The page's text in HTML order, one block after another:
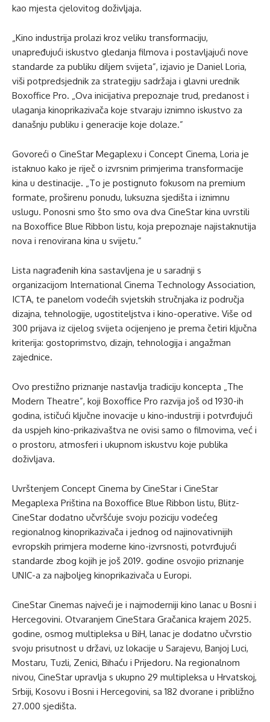
kao mjesta cjelovitog doživljaja.
„Kino industrija prolazi kroz veliku transformaciju,
unapređujući iskustvo gledanja filmova i postavljajući nove
standarde za publiku diljem svijeta”, izjavio je Daniel Loria,
viši potpredsjednik za strategiju sadržaja i glavni urednik
Boxoffice Pro. „Ova inicijativa prepoznaje trud, predanost i
ulaganja kinoprikazivača koje stvaraju iznimno iskustvo za
današnju publiku i generacije koje dolaze.”
Govoreći o CineStar Megaplexu i Concept Cinema, Loria je
istaknuo kako je riječ o izvrsnim primjerima transformacije
kina u destinacije. „To je postignuto fokusom na premium
formate, proširenu ponudu, luksuzna sjedišta i iznimnu
uslugu. Ponosni smo što smo ova dva CineStar kina uvrstili
na Boxoffice Blue Ribbon listu, koja prepoznaje najistaknutija
nova i renovirana kina u svijetu.”
Lista nagrađenih kina sastavljena je u saradnji s
organizacijom International Cinema Technology Association,
ICTA, te panelom vodećih svjetskih stručnjaka iz područja
dizajna, tehnologije, ugostiteljstva i kino-operative. Više od
300 prijava iz cijelog svijeta ocijenjeno je prema četiri ključna
kriterija: gostoprimstvo, dizajn, tehnologija i angažman
zajednice.
Ovo prestižno priznanje nastavlja tradiciju koncepta „The
Modern Theatre”, koji Boxoffice Pro razvija još od 1930-ih
godina, ističući ključne inovacije u kino-industriji i potvrđujući
da uspjeh kino-prikazivaštva ne ovisi samo o filmovima, već i
o prostoru, atmosferi i ukupnom iskustvu koje publika
doživljava.
Uvrštenjem Concept Cinema by CineStar i CineStar
Megaplexa Priština na Boxoffice Blue Ribbon listu, Blitz-
CineStar dodatno učvršćuje svoju poziciju vodećeg
regionalnog kinoprikazivača i jednog od najinovativnijih
evropskih primjera moderne kino-izvrsnosti, potvrđujući
standarde zbog kojih je još 2019. godine osvojio priznanje
UNIC-a za najboljeg kinoprikazivača u Europi.
CineStar Cinemas najveći je i najmoderniji kino lanac u Bosni i
Hercegovini. Otvaranjem CineStara Gračanica krajem 2025.
godine, osmog multipleksa u BiH, lanac je dodatno učvrstio
svoju prisutnost u državi, uz lokacije u Sarajevu, Banjoj Luci,
Mostaru, Tuzli, Zenici, Bihaću i Prijedoru. Na regionalnom
nivou, CineStar upravlja s ukupno 29 multipleksa u Hrvatskoj,
Srbiji, Kosovu i Bosni i Hercegovini, sa 182 dvorane i približno
27.000 sjedišta.